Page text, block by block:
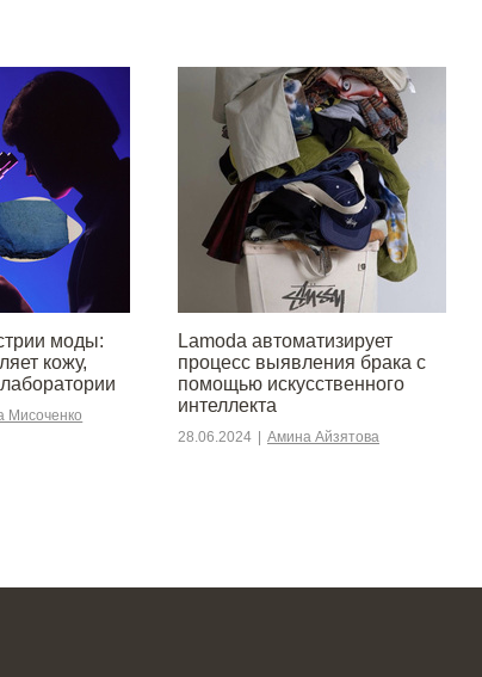
моды:
кожу,
Мисоченко
Lamoda автоматизирует
процесс выявления брака с
помощью искусственного
интеллекта
28.06.2024 Амина Айзятова